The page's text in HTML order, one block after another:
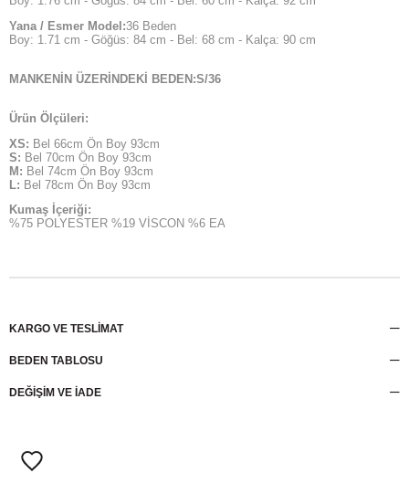
Yana / Esmer Model:36 Beden
Boy: 1.71 cm - Göğüs: 84 cm - Bel: 68 cm - Kalça: 90 cm
MANKENİN ÜZERİNDEKİ BEDEN:S/36
Ürün Ölçüleri:
XS: Bel 66cm Ön Boy 93cm
S: Bel 70cm Ön Boy 93cm
M: Bel 74cm Ön Boy 93cm
L: Bel 78cm Ön Boy 93cm
Kumaş İçeriği:
%75 POLYESTER %19 VİSCON %6 EA
KARGO VE TESLİMAT
BEDEN TABLOSU
DEĞİŞİM VE İADE